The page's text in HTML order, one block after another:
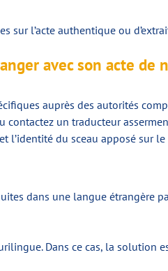
l’acte authentique ou
avec son acte de
auprès des autorités
un traducteur
l’identité du sceau apposé sur le
dans une langue étrangère
Dans ce cas, la solution